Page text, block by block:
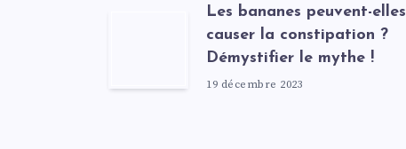
Les bananes peuvent-elles
causer la constipation ?
Démystifier le mythe !
19 décembre 2023